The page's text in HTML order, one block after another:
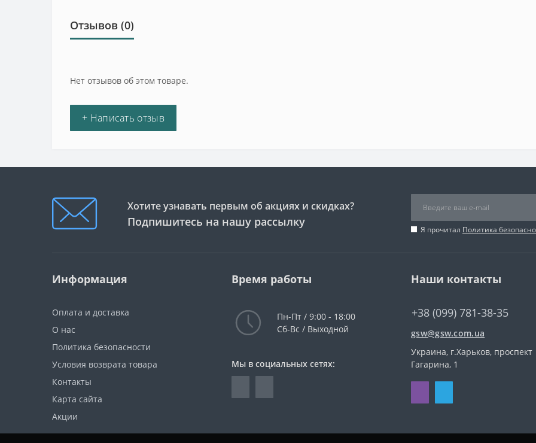
Отзывов (0)
Нет отзывов об этом товаре.
+ Написать отзыв
Хотите узнавать первым об акциях и скидках?
Подпишитесь на нашу рассылку
Я прочитал Политика
Информация
Оплата и доставка
О нас
Политика безопасности
Условия возврата товара
Контакты
Карта сайта
Акции
Время работы
Пн-Пт / 9:00 - 18:00
Сб-Вс / Выходной
Мы в социальных сетях:
Наши контакты
+38 (099) 781-38-35
gsw@gsw.com.ua
Украина, г.Харьков, проспект
Гагарина, 1